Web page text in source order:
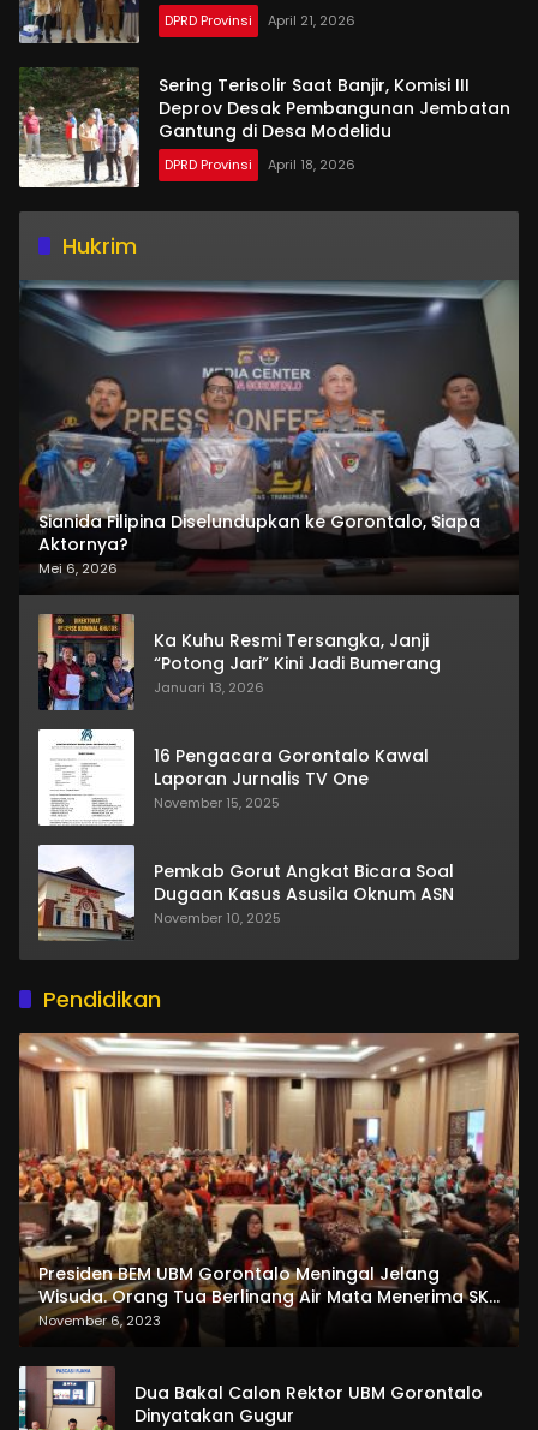
DPRD Provinsi April 21, 2026
Sering Terisolir Saat Banjir, Komisi III
Deprov Desak Pembangunan Jembatan
Gantung di Desa Modelidu
DPRD Provinsi April 18, 2026
Hukrim
Sianida Filipina Diselundupkan ke Gorontalo, Siapa
Aktornya?
Mei 6, 2026
Ka Kuhu Resmi Tersangka, Janji
“Potong Jari” Kini Jadi Bumerang
Januari 13, 2026
16 Pengacara Gorontalo Kawal
Laporan Jurnalis TV One
November 15, 2025
Pemkab Gorut Angkat Bicara Soal
Dugaan Kasus Asusila Oknum ASN
November 10, 2025
Pendidikan
Presiden BEM UBM Gorontalo Meningal Jelang
Wisuda. Orang Tua Berlinang Air Mata Menerima SKL
dan Pemasangan Salempang
November 6, 2023
Dua Bakal Calon Rektor UBM Gorontalo
Dinyatakan Gugur